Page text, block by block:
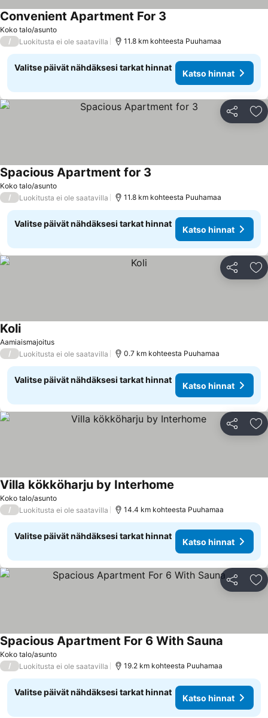
Koko talo/asunto
Convenient Apartment For 3
/ Luokitusta ei ole saatavilla 11.8 km kohteesta Puuhamaa
Valitse päivät nähdäksesi tarkat hinnat
Katso hinnat
Jaa
Koko talo/asunto
Spacious Apartment for 3
/ Luokitusta ei ole saatavilla 11.8 km kohteesta Puuhamaa
Valitse päivät nähdäksesi tarkat hinnat
Katso hinnat
Jaa
Aamiaismajoitus
KoliKatso hinnat
/ Luokitusta ei ole saatavilla 0.7 km kohteesta Puuhamaa
Valitse päivät nähdäksesi tarkat hinnat
Katso hinnat
Jaa
Koko talo/asunto
Villa kökköharju by Interhome
/ Luokitusta ei ole saatavilla 14.4 km kohteesta Puuhamaa
Valitse päivät nähdäksesi tarkat hinnat
Katso hinnat
Jaa
Koko talo/asunto
Spacious Apartment For 6 With Sauna
/ Luokitusta ei ole saatavilla 19.2 km kohteesta Puuhamaa
Valitse päivät nähdäksesi tarkat hinnat
Katso hinnat